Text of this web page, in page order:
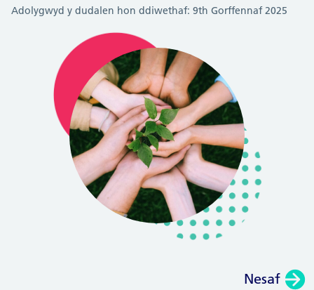
Adolygwyd y dudalen hon ddiwethaf: 9th Gorffennaf 2025
Nesaf